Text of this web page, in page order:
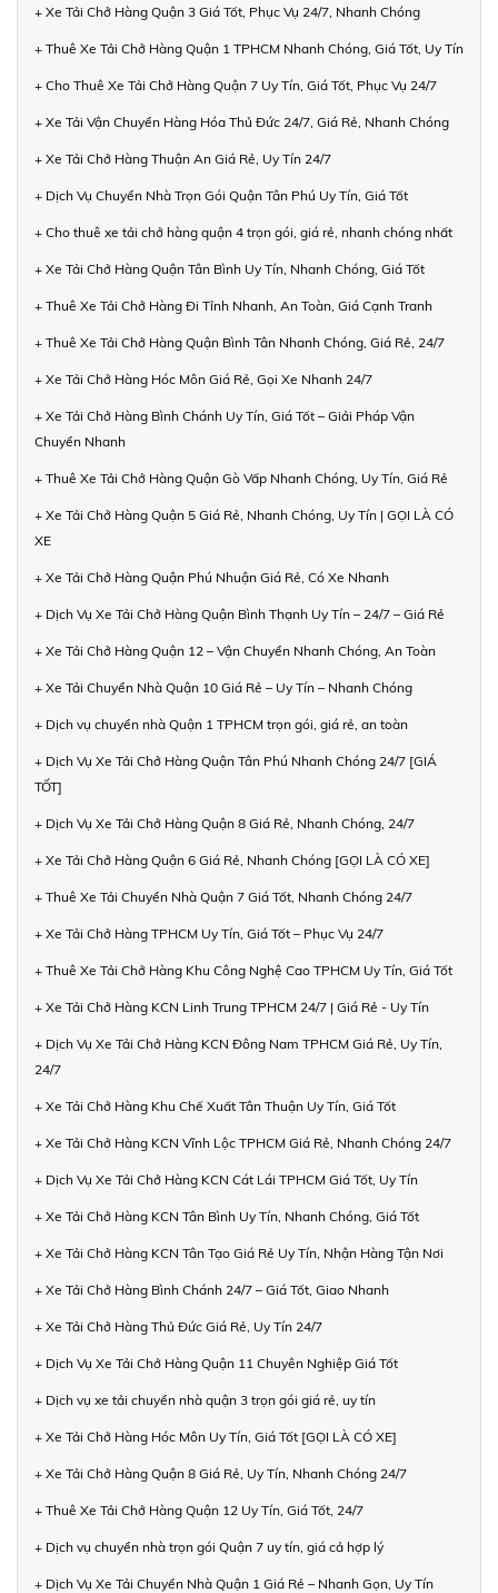
+ Xe Tải Chở Hàng Quận 3 Giá Tốt, Phục Vụ 24/7, Nhanh Chóng
+ Thuê Xe Tải Chở Hàng Quận 1 TPHCM Nhanh Chóng, Giá Tốt, Uy Tín
+ Cho Thuê Xe Tải Chở Hàng Quận 7 Uy Tín, Giá Tốt, Phục Vụ 24/7
+ Xe Tải Vận Chuyển Hàng Hóa Thủ Đức 24/7, Giá Rẻ, Nhanh Chóng
+ Xe Tải Chở Hàng Thuận An Giá Rẻ, Uy Tín 24/7
+ Dịch Vụ Chuyển Nhà Trọn Gói Quận Tân Phú Uy Tín, Giá Tốt
+ Cho thuê xe tải chở hàng quận 4 trọn gói, giá rẻ, nhanh chóng nhất
+ Xe Tải Chở Hàng Quận Tân Bình Uy Tín, Nhanh Chóng, Giá Tốt
+ Thuê Xe Tải Chở Hàng Đi Tỉnh Nhanh, An Toàn, Giá Cạnh Tranh
+ Thuê Xe Tải Chở Hàng Quận Bình Tân Nhanh Chóng, Giá Rẻ, 24/7
+ Xe Tải Chở Hàng Hóc Môn Giá Rẻ, Gọi Xe Nhanh 24/7
+ Xe Tải Chở Hàng Bình Chánh Uy Tín, Giá Tốt – Giải Pháp Vận
Chuyển Nhanh
+ Thuê Xe Tải Chở Hàng Quận Gò Vấp Nhanh Chóng, Uy Tín, Giá Rẻ
+ Xe Tải Chở Hàng Quận 5 Giá Rẻ, Nhanh Chóng, Uy Tín | GỌI LÀ CÓ
XE
+ Xe Tải Chở Hàng Quận Phú Nhuận Giá Rẻ, Có Xe Nhanh
+ Dịch Vụ Xe Tải Chở Hàng Quận Bình Thạnh Uy Tín – 24/7 – Giá Rẻ
+ Xe Tải Chở Hàng Quận 12 – Vận Chuyển Nhanh Chóng, An Toàn
+ Xe Tải Chuyển Nhà Quận 10 Giá Rẻ – Uy Tín – Nhanh Chóng
+ Dịch vụ chuyển nhà Quận 1 TPHCM trọn gói, giá rẻ, an toàn
+ Dịch Vụ Xe Tải Chở Hàng Quận Tân Phú Nhanh Chóng 24/7 [GIÁ
TỐT]
+ Dịch Vụ Xe Tải Chở Hàng Quận 8 Giá Rẻ, Nhanh Chóng, 24/7
+ Xe Tải Chở Hàng Quận 6 Giá Rẻ, Nhanh Chóng [GỌI LÀ CÓ XE]
+ Thuê Xe Tải Chuyển Nhà Quận 7 Giá Tốt, Nhanh Chóng 24/7
+ Xe Tải Chở Hàng TPHCM Uy Tín, Giá Tốt – Phục Vụ 24/7
+ Thuê Xe Tải Chở Hàng Khu Công Nghệ Cao TPHCM Uy Tín, Giá Tốt
+ Xe Tải Chở Hàng KCN Linh Trung TPHCM 24/7 | Giá Rẻ - Uy Tín
+ Dịch Vụ Xe Tải Chở Hàng KCN Đông Nam TPHCM Giá Rẻ, Uy Tín,
24/7
+ Xe Tải Chở Hàng Khu Chế Xuất Tân Thuận Uy Tín, Giá Tốt
+ Xe Tải Chở Hàng KCN Vĩnh Lộc TPHCM Giá Rẻ, Nhanh Chóng 24/7
+ Dịch Vụ Xe Tải Chở Hàng KCN Cát Lái TPHCM Giá Tốt, Uy Tín
+ Xe Tải Chở Hàng KCN Tân Bình Uy Tín, Nhanh Chóng, Giá Tốt
+ Xe Tải Chở Hàng KCN Tân Tạo Giá Rẻ Uy Tín, Nhận Hàng Tận Nơi
+ Xe Tải Chở Hàng Bình Chánh 24/7 – Giá Tốt, Giao Nhanh
+ Xe Tải Chở Hàng Thủ Đức Giá Rẻ, Uy Tín 24/7
+ Dịch Vụ Xe Tải Chở Hàng Quận 11 Chuyên Nghiệp Giá Tốt
+ Dịch vụ xe tải chuyển nhà quận 3 trọn gói giá rẻ, uy tín
+ Xe Tải Chở Hàng Hóc Môn Uy Tín, Giá Tốt [GỌI LÀ CÓ XE]
+ Xe Tải Chở Hàng Quận 8 Giá Rẻ, Uy Tín, Nhanh Chóng 24/7
+ Thuê Xe Tải Chở Hàng Quận 12 Uy Tín, Giá Tốt, 24/7
+ Dịch vụ chuyển nhà trọn gói Quận 7 uy tín, giá cả hợp lý
+ Dịch Vụ Xe Tải Chuyển Nhà Quận 1 Giá Rẻ – Nhanh Gọn, Uy Tín